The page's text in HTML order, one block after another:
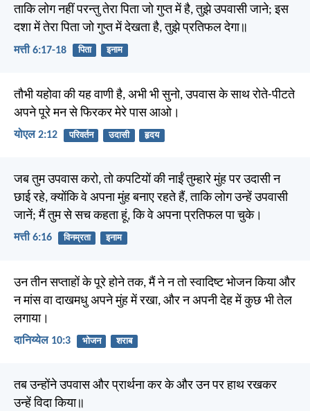
ताकि लोग नहीं परन्तु तेरा पिता जो गुप्त में है, तुझे उपवासी जाने; इस
दशा में तेरा पिता जो गुप्त में देखता है, तुझे प्रतिफल देगा॥
मत्ती 6:17-18 पिता इनाम
तौभी यहोवा की यह वाणी है, अभी भी सुनो, उपवास के साथ रोते-पीटते
अपने पूरे मन से फिरकर मेरे पास आओ।
योएल 2:12 परिवर्तन उदासी हृदय
जब तुम उपवास करो, तो कपटियों की नाईं तुम्हारे मुंह पर उदासी न
छाई रहे, क्योंकि वे अपना मुंह बनाए रहते हैं, ताकि लोग उन्हें उपवासी
जानें; मैं तुम से सच कहता हूं, कि वे अपना प्रतिफल पा चुके।
मत्ती 6:16 विनम्रता इनाम
उन तीन सप्ताहों के पूरे होने तक, मैं ने न तो स्वादिष्ट भोजन किया और
न मांस वा दाखमधु अपने मुंह में रखा, और न अपनी देह में कुछ भी तेल
लगाया।
दानिय्येल 10:3 भोजन शराब
तब उन्होंने उपवास और प्रार्थना कर के और उन पर हाथ रखकर
उन्हें विदा किया॥